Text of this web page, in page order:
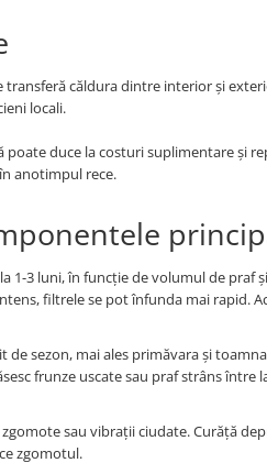
căldura dintre interior și
locali.
duce la costuri suplimentare și
anotimpul rece.
1-3 luni, în funcție de volumul de praf
filtrele se pot înfunda mai rapid.
de sezon, mai ales primăvara și
frunze uscate sau praf strâns între
sau vibrații ciudate. Curăță
zgomotul.